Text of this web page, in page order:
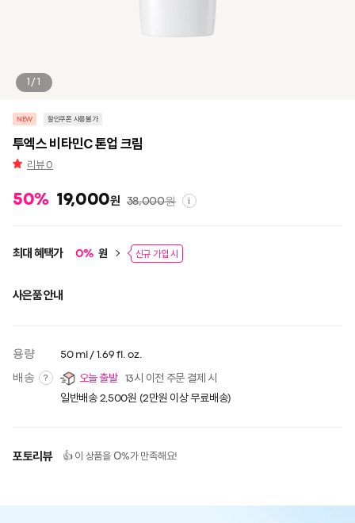
1/1
NEW 할인쿠폰 사용불가
투엑스 비타민C 톤업 크림
리뷰0
50% 19,000원 38,000원 i
최대 혜택가 0% 원 신규 가입 시
사은품 안내
용량 50 ml / 1.69 fl. oz.
배송 ? 오늘 출발 13시 이전 주문 결제 시
일반배송 2,500원 (2만원 이상 무료배송)
포토리뷰 👍 이 상품을 0%가 만족해요!